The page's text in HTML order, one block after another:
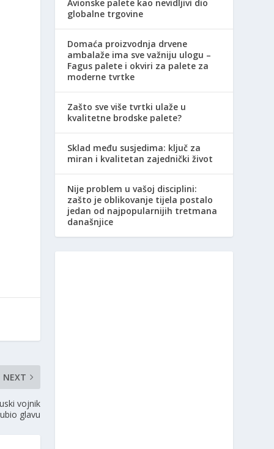
NEXT
vojnik
glavu
Avionske palete kao nevidljivi dio
globalne trgovine
Domaća proizvodnja drvene
ambalaže ima sve važniju ulogu –
Fagus palete i okviri za palete za
moderne tvrtke
Zašto sve više tvrtki ulaže u
kvalitetne brodske palete?
Sklad među susjedima: ključ za
miran i kvalitetan zajednički život
Nije problem u vašoj disciplini:
zašto je oblikovanje tijela postalo
jedan od najpopularnijih tretmana
današnjice